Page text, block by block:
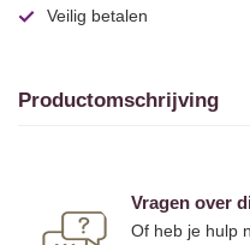
Veilig betalen
Productomschrijving
Vragen over
Of heb je hulp